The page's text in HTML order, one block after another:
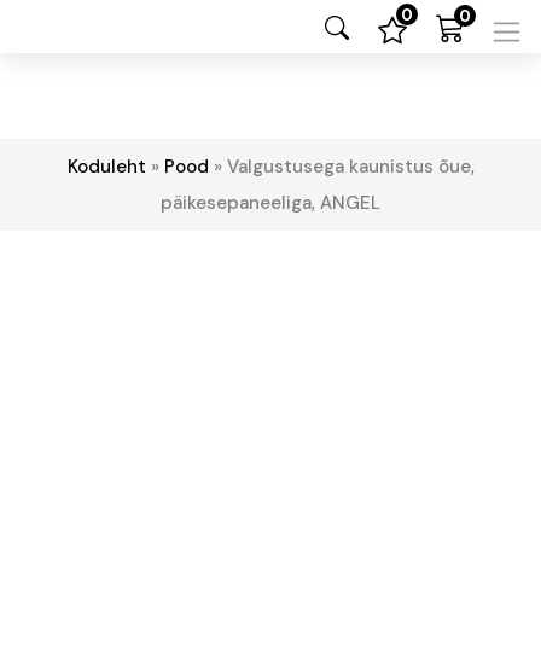
0 0
Koduleht » Pood » Valgustusega kaunistus õue,
päikesepaneeliga, ANGEL